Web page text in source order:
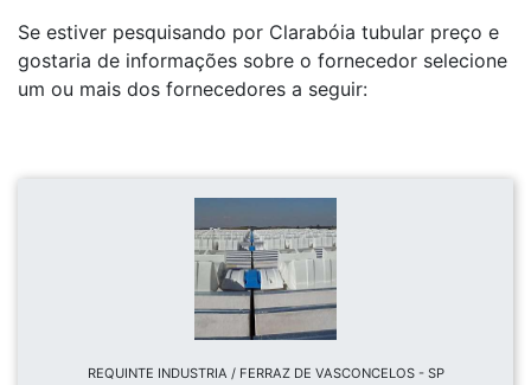
Se estiver pesquisando por Clarabóia tubular preço e
gostaria de informações sobre o fornecedor selecione
um ou mais dos fornecedores a seguir:
REQUINTE INDUSTRIA / FERRAZ DE VASCONCELOS - SP